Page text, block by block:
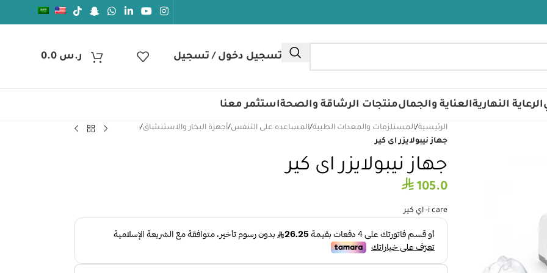
تسجيل دخول / تسجيل ر.س
الرعاية النهاريةالعناية والجمالمنتجات الرشاقة والصحةاستثمر معنا
الرئيسية/المستلزمات والمعدات الطبية/المساعده على التنفس/أجهزة البخار والاستنشاق/
جهاز نيبولايزر اى كير
جهاز نيبولايزر اى كير
⃁ 105.0
i care- اي كير